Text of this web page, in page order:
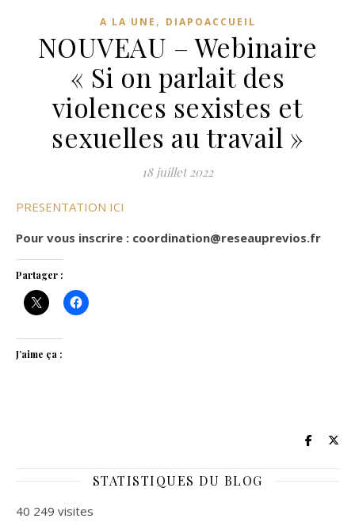
A LA UNE , DIAPOACCUEIL
NOUVEAU – Webinaire
« Si on parlait des
violences sexistes et
sexuelles au travail »
18 juillet 2022
PRESENTATION ICI
Pour vous inscrire : coordination@reseauprevios.fr
Partager :
J’aime ça :
STATISTIQUES DU BLOG
40 249 visites